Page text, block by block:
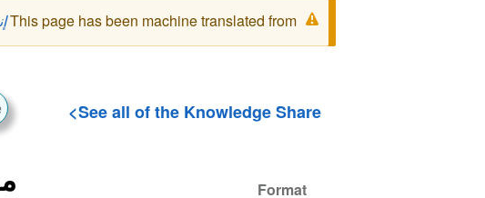
رسالة
التحذير
This page has been machine translated from
See all of the Knowledge Share
Format